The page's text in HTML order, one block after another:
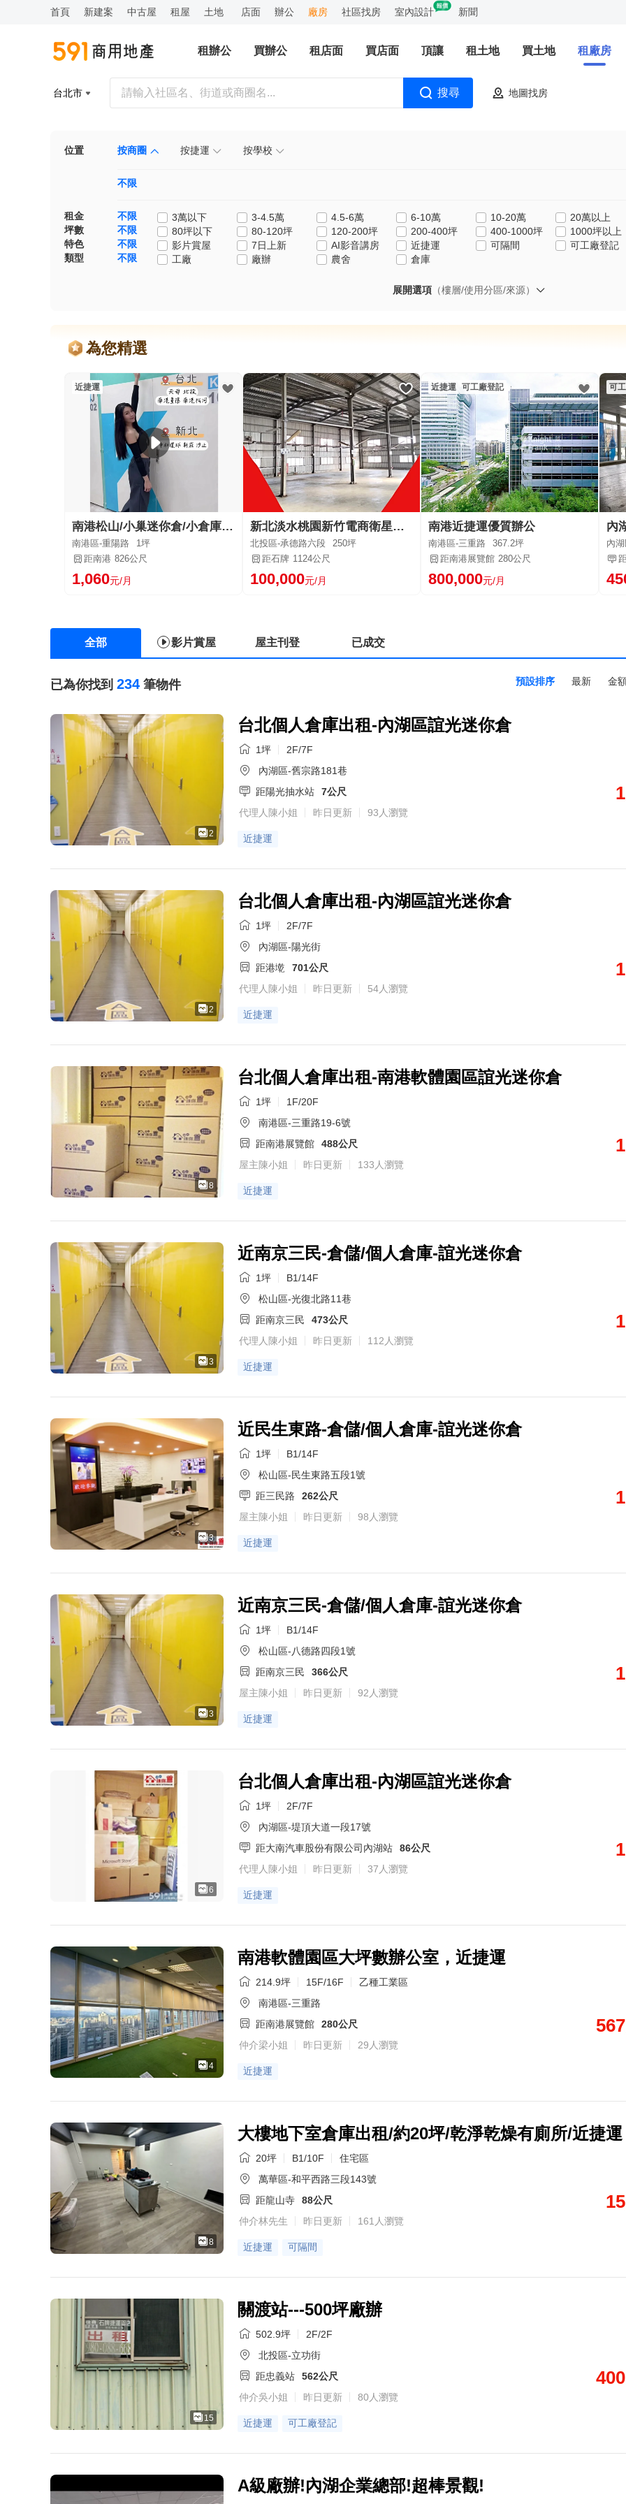
首頁 新建案 中古屋 租屋 土地 店面 辦公 廠房 社區找房 室內設計 新聞
租辦公 買辦公 租店面 買店面 頂讓 租土地 買土地 租廠房
台北市 搜尋 地圖找房
位置 按商圈 按捷運 按學校
不限
租金 不限 3萬以下 3-4.5萬 4.5-6萬 6-10萬 10-20萬 20萬以上
坪數
不限 80坪以下 80-120坪 120-200坪 200-400坪 400-1000坪 1000坪以上
特色
不限 影片賞屋 7日上新 AI影音講房 近捷運 可隔間 可工廠登記
類型
不限 工廠 廠辦 農舍 倉庫
展開選項 （樓層/使用分區/來源）
為您精選
近捷運
南港松山/小巢迷你倉/小倉庫/個人倉庫/裝潢搬家文件收藏存放
南港區-重陽路
1坪
距南港 826公尺
1,060元/月
新北淡水桃園新竹電商衛星倉庫倉儲廠辦工廠廠房竹科中科南科北士
北投區-承德路六段
250坪
距石牌 1124公尺
100,000元/月
近捷運 可工廠登記
南港近捷運優質辦公
南港區-三重路
367.2坪
距南港展覽館 280公尺
800,000元/月
可
內
內
全部 影片賞屋 屋主刊登 已成交
已為你找到 234 筆物件 預設排序 最新 金
2
台北個人倉庫出租-內湖區誼光迷你倉
1坪
2F/7F
內湖區-舊宗路181巷
距陽光抽水站
7公尺
代理人陳小姐
昨日更新 93人瀏覽
近捷運
2
台北個人倉庫出租-內湖區誼光迷你倉
1坪
2F/7F
內湖區-陽光街
距港墘
701公尺
代理人陳小姐
昨日更新 54人瀏覽
近捷運
8
台北個人倉庫出租-南港軟體園區誼光迷你倉
1坪
1F/20F
南港區-三重路19-6號
距南港展覽館
488公尺
屋主陳小姐
昨日更新 133人瀏覽
近捷運
3
近南京三民-倉儲/個人倉庫-誼光迷你倉
1坪
B1/14F
松山區-光復北路11巷
距南京三民
473公尺
代理人陳小姐
昨日更新 112人瀏覽
近捷運
3
近民生東路-倉儲/個人倉庫-誼光迷你倉
1坪
B1/14F
松山區-民生東路五段1號
距三民路
262公尺
屋主陳小姐
昨日更新 98人瀏覽
近捷運
3
近南京三民-倉儲/個人倉庫-誼光迷你倉
1坪
B1/14F
松山區-八德路四段1號
距南京三民
366公尺
屋主陳小姐
昨日更新 92人瀏覽
近捷運
6
台北個人倉庫出租-內湖區誼光迷你倉
1坪
2F/7F
內湖區-堤頂大道一段17號
距大南汽車股份有限公司內湖站
86公尺
代理人陳小姐
昨日更新 37人瀏覽
近捷運
4
南港軟體園區大坪數辦公室，近捷運
214.9坪 15F/16F
乙種工業區
南港區-三重路
距南港展覽館
280公尺
仲介梁小姐
昨日更新 29人瀏覽
近捷運
8
大樓地下室倉庫出租/約20坪/乾淨乾燥有廁所/近捷運
20坪 B1/10F
住宅區
萬華區-和平西路三段143號
距龍山寺
88公尺
仲介林先生
昨日更新 161人瀏覽
近捷運 可隔間
15
關渡站---500坪廠辦
502.9坪
2F/2F
北投區-立功街
距忠義站
562公尺
仲介吳小姐
昨日更新 80人瀏覽
近捷運 可工廠登記
A級廠辦!內湖企業總部!超棒景觀!